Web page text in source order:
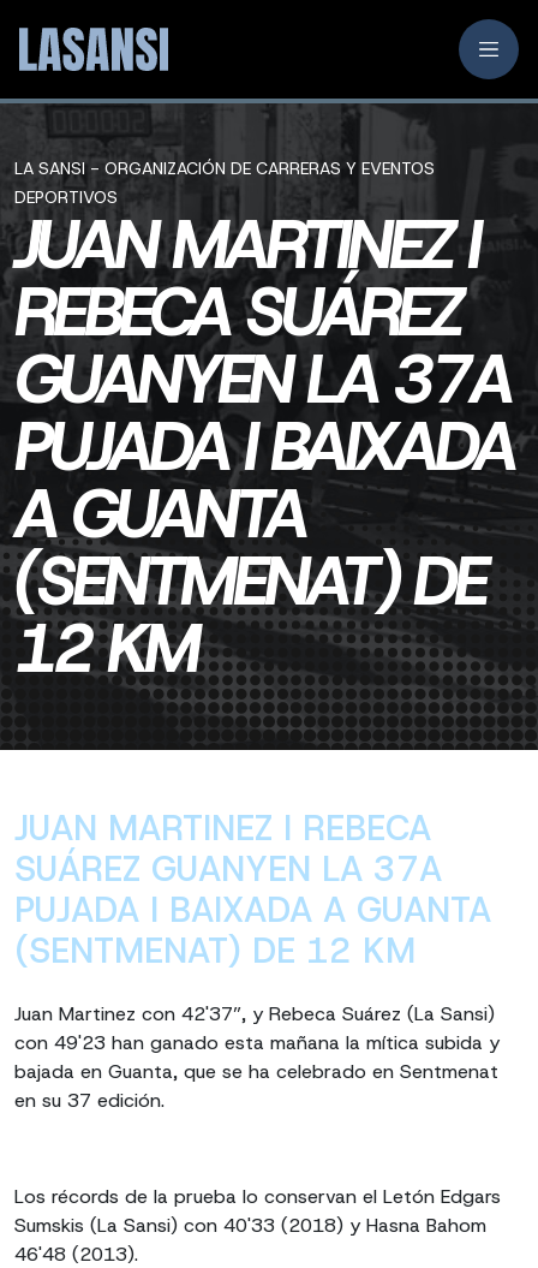
LA SANSI - ORGANIZACIÓN DE CARRERAS Y EVENTOS
DEPORTIVOS
JUAN MARTINEZ I
REBECA SUÁREZ
GUANYEN LA 37A
PUJADA I BAIXADA
A GUANTA
(SENTMENAT) DE
12 KM
JUAN MARTINEZ I REBECA
SUÁREZ GUANYEN LA 37A
PUJADA I BAIXADA A GUANTA
(SENTMENAT) DE 12 KM
Juan Martinez con 42'37”, y Rebeca Suárez (La Sansi)
con 49'23 han ganado esta mañana la mítica subida y
bajada en Guanta, que se ha celebrado en Sentmenat
en su 37 edición.
Los récords de la prueba lo conservan el Letón Edgars
Sumskis (La Sansi) con 40'33 (2018) y Hasna Bahom
46'48 (2013).